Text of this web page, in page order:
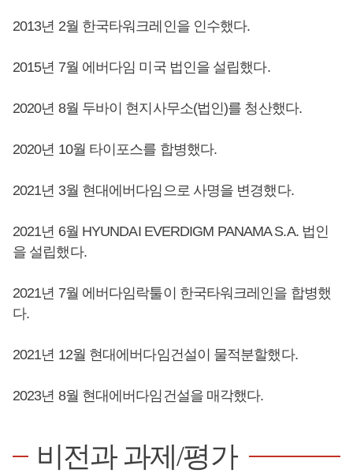
2013년 2월 한국타워크레인을 인수했다.
2015년 7월 에버다임 미국 법인을 설립했다.
2020년 8월 두바이 현지사무소(법인)를 청산했다.
2020년 10월 타이포스를 합병했다.
2021년 3월 현대에버다임으로 사명을 변경했다.
2021년 6월 HYUNDAI EVERDIGM PANAMA S.A. 법인
을 설립했다.
2021년 7월 에버다임락툴이 한국타워크레인을 합병했
다.
2021년 12월 현대에버다임건설이 물적분할했다.
2023년 8월 현대에버다임건설을 매각했다.
비전과 과제/평가